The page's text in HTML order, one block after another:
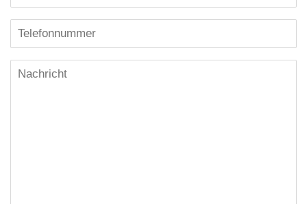
Mail
Telefonnummer
Nachricht